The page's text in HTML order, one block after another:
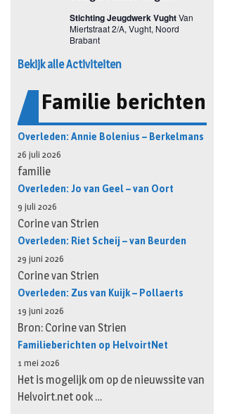
Bekijk alle Activiteiten
Familie berichten
Overleden: Annie Bolenius – Berkelmans
26 juli 2026
familie
Overleden: Jo van Geel – van Oort
9 juli 2026
Corine van Strien
Overleden: Riet Scheij – van Beurden
29 juni 2026
Corine van Strien
Overleden: Zus van Kuijk – Pollaerts
19 juni 2026
Bron: Corine van Strien
Familieberichten op HelvoirtNet
1 mei 2026
Het is mogelijk om op de nieuwssite van
Helvoirt.net ook …